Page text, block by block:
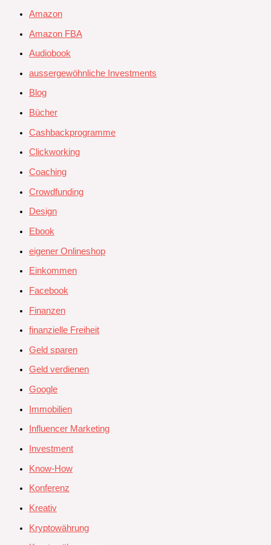
Amazon
Amazon FBA
Audiobook
aussergewöhnliche Investments
Blog
Bücher
Cashbackprogramme
Clickworking
Coaching
Crowdfunding
Design
Ebook
eigener Onlineshop
Einkommen
Facebook
Finanzen
finanzielle Freiheit
Geld sparen
Geld verdienen
Google
Immobilien
Influencer Marketing
Investment
Know-How
Konferenz
Kreativ
Kryptowährung